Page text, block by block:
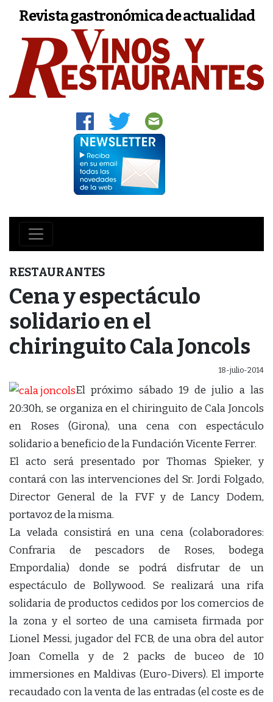
Revista gastronómica de actualidad
RESTAURANTES
Cena y espectáculo
solidario en el
chiringuito Cala Joncols
18-julio-2014
El próximo sábado 19 de julio a las
20:30h, se organiza en el chiringuito de Cala Joncols
en Roses (Girona), una cena con espectáculo
solidario a beneficio de la Fundación Vicente Ferrer.
El acto será presentado por Thomas Spieker, y
contará con las intervenciones del Sr. Jordi Folgado,
Director General de la FVF y de Lancy Dodem,
portavoz de la misma.
La velada consistirá en una cena (colaboradores:
Confraria de pescadors de Roses, bodega
Empordalia) donde se podrá disfrutar de un
espectáculo de Bollywood. Se realizará una rifa
solidaria de productos cedidos por los comercios de
la zona y el sorteo de una camiseta firmada por
Lionel Messi, jugador del FCB, de una obra del autor
Joan Comella y de 2 packs de buceo de 10
immersiones en Maldivas (Euro-Divers). El importe
recaudado con la venta de las entradas (el coste es de